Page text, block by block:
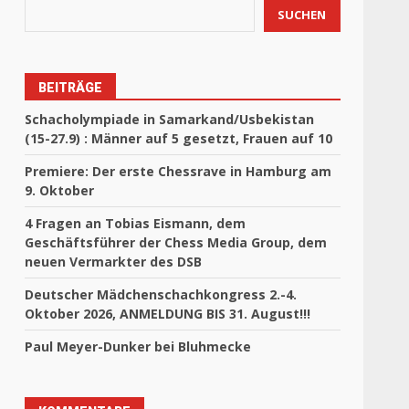
SUCHEN
BEITRÄGE
Schacholympiade in Samarkand/Usbekistan
(15-27.9) : Männer auf 5 gesetzt, Frauen auf 10
Premiere: Der erste Chessrave in Hamburg am
9. Oktober
4 Fragen an Tobias Eismann, dem
Geschäftsführer der Chess Media Group, dem
neuen Vermarkter des DSB
Deutscher Mädchenschachkongress 2.-4.
Oktober 2026, ANMELDUNG BIS 31. August!!!
Paul Meyer-Dunker bei Bluhmecke